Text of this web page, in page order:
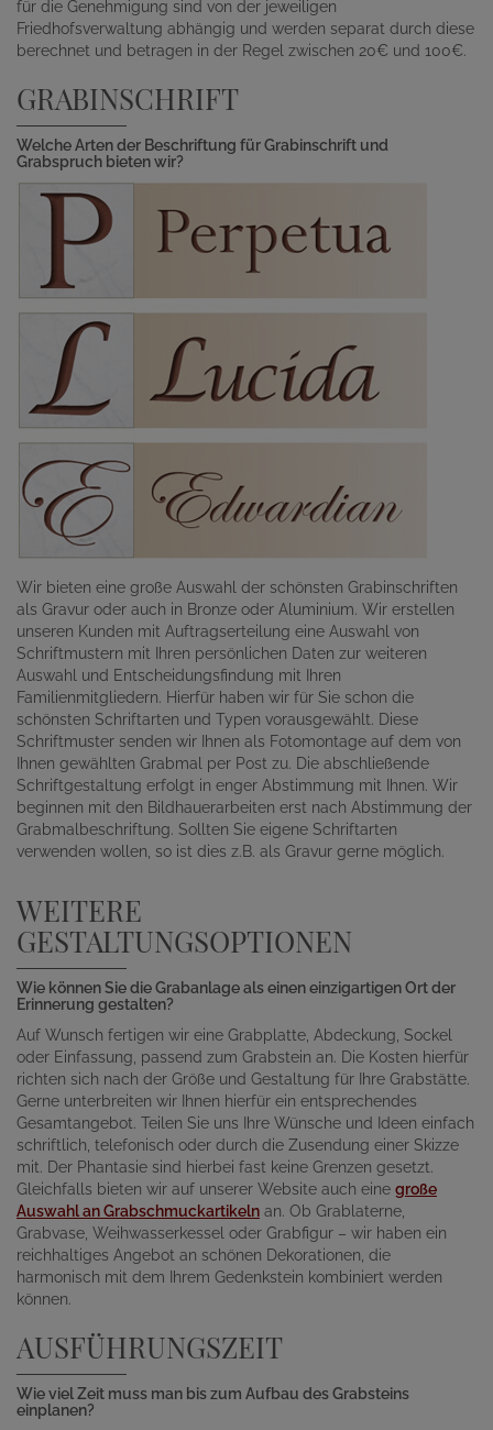
für die Genehmigung sind von der jeweiligen
Friedhofsverwaltung abhängig und werden separat durch diese
berechnet und betragen in der Regel zwischen 20€ und 100€.
GRABINSCHRIFT
Welche Arten der Beschriftung für Grabinschrift und
Grabspruch bieten wir?
Wir bieten eine große Auswahl der schönsten Grabinschriften
als Gravur oder auch in Bronze oder Aluminium. Wir erstellen
unseren Kunden mit Auftragserteilung eine Auswahl von
Schriftmustern mit Ihren persönlichen Daten zur weiteren
Auswahl und Entscheidungsfindung mit Ihren
Familienmitgliedern. Hierfür haben wir für Sie schon die
schönsten Schriftarten und Typen vorausgewählt. Diese
Schriftmuster senden wir Ihnen als Fotomontage auf dem von
Ihnen gewählten Grabmal per Post zu. Die abschließende
Schriftgestaltung erfolgt in enger Abstimmung mit Ihnen. Wir
beginnen mit den Bildhauerarbeiten erst nach Abstimmung der
Grabmalbeschriftung. Sollten Sie eigene Schriftarten
verwenden wollen, so ist dies z.B. als Gravur gerne möglich.
WEITERE
GESTALTUNGSOPTIONEN
Wie können Sie die Grabanlage als einen einzigartigen Ort der
Erinnerung gestalten?
Auf Wunsch fertigen wir eine Grabplatte, Abdeckung, Sockel
oder Einfassung, passend zum Grabstein an. Die Kosten hierfür
richten sich nach der Größe und Gestaltung für Ihre Grabstätte.
Gerne unterbreiten wir Ihnen hierfür ein entsprechendes
Gesamtangebot. Teilen Sie uns Ihre Wünsche und Ideen einfach
schriftlich, telefonisch oder durch die Zusendung einer Skizze
mit. Der Phantasie sind hierbei fast keine Grenzen gesetzt.
Gleichfalls bieten wir auf unserer Website auch eine große
Auswahl an Grabschmuckartikeln an. Ob Grablaterne,
Grabvase, Weihwasserkessel oder Grabfigur – wir haben ein
reichhaltiges Angebot an schönen Dekorationen, die
harmonisch mit dem Ihrem Gedenkstein kombiniert werden
können.
AUSFÜHRUNGSZEIT
Wie viel Zeit muss man bis zum Aufbau des Grabsteins
einplanen?